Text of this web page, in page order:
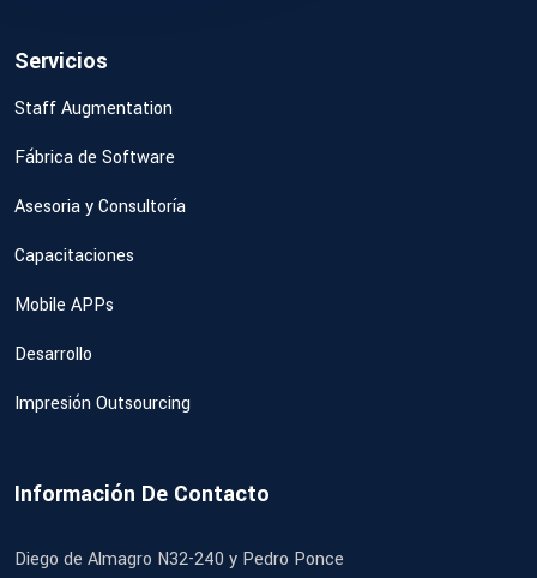
Servicios
Staff Augmentation
Fábrica de Software
Asesoria y Consultoría
Capacitaciones
Mobile APPs
Desarrollo
Impresión Outsourcing
Información De Contacto
Diego de Almagro N32-240 y Pedro Ponce